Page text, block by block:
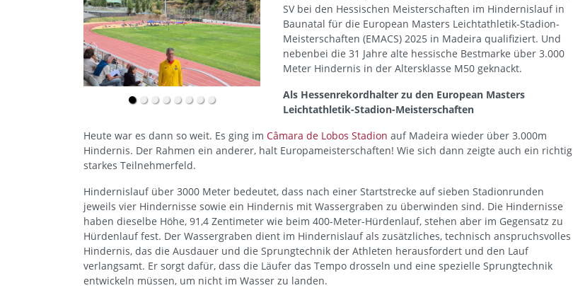
SV bei den Hessischen Meisterschaften im Hindernislauf in
Baunatal für die European Masters Leichtathletik-Stadion-
Meisterschaften (EMACS) 2025 in Madeira qualifiziert. Und
nebenbei die 31 Jahre alte hessische Bestmarke über 3.000
Meter Hindernis in der Altersklasse M50 geknackt.
Als Hessenrekordhalter zu den European Masters
Leichtathletik-Stadion-Meisterschaften
Heute war es dann so weit. Es ging im Câmara de Lobos Stadion auf Madeira wieder über 3.000m
Hindernis. Der Rahmen ein anderer, halt Europameisterschaften! Wie sich dann zeigte auch ein richtig
starkes Teilnehmerfeld.
Hindernislauf über 3000 Meter bedeutet, dass nach einer Startstrecke auf sieben Stadionrunden
jeweils vier Hindernisse sowie ein Hindernis mit Wassergraben zu überwinden sind. Die Hindernisse
haben dieselbe Höhe, 91,4 Zentimeter wie beim 400-Meter-Hürdenlauf, stehen aber im Gegensatz zu
Hürdenlauf fest. Der Wassergraben dient im Hindernislauf als zusätzliches, technisch anspruchsvolles
Hindernis, das die Ausdauer und die Sprungtechnik der Athleten herausfordert und den Lauf
verlangsamt. Er sorgt dafür, dass die Läufer das Tempo drosseln und eine spezielle Sprungtechnik
entwickeln müssen, um nicht im Wasser zu landen.